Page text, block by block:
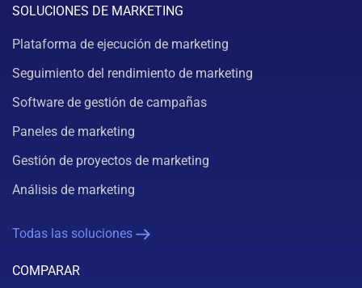
SOLUCIONES DE MARKETING
Plataforma de ejecución de marketing
Seguimiento del rendimiento de marketing
Software de gestión de campañas
Paneles de marketing
Gestión de proyectos de marketing
Análisis de marketing
Todas las soluciones
COMPARAR